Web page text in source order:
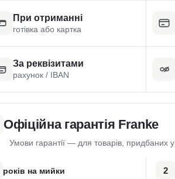
При отриманні
готівка або картка
За реквізитами
рахунок / IBAN
Офіційна гарантія Franke
Умови гарантії — для товарів, придбаних
років на мийки 2